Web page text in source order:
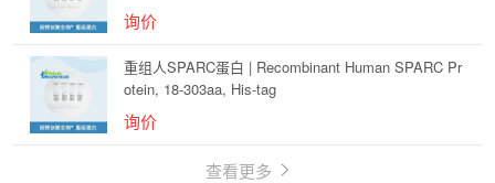
询价
重组人SPARC蛋白 | Recombinant Human SPARC Pr
otein, 18-303aa, His-tag
询价
查看更多